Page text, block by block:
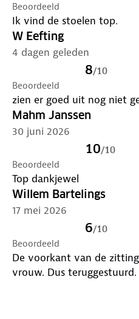
Eenmaal aangekomen
opgesteld en zijn ze direct
Specificaties:
Uitgeklapt: 59 x 60 x 45/
kg/stoel | Max.
Materiaal frame: staal Ø17
Materiaal zitting: 600D x
BSCI | Kleur: Grijs | Aantal:
Beoordeeld
Ik vind de stoelen top.
W Eefting
4 dagen geleden
8/10
Beoordeeld
zien er goed uit nog niet
Mahm Janssen
30 juni 2026
10/10
Beoordeeld
Top dankjewel
Willem Bartelings
17 mei 2026
6/10
Beoordeeld
De voorkant van de
vrouw. Dus teruggestuurd.